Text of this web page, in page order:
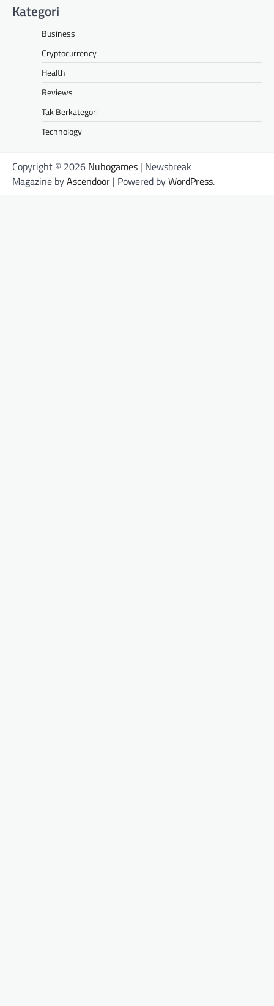
Kategori
Business
Cryptocurrency
Health
Reviews
Tak Berkategori
Technology
Copyright © 2026 Nuhogames | Newsbreak
Magazine byAscendoor | Powered byWordPress.